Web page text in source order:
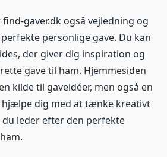
gaver.dk også vejledning og
personlige gave. Du kan
der giver dig inspiration og
gave til ham. Hjemmesiden
kilde til gaveidéer, men også en
hjælpe dig med at tænke kreativt
leder efter den perfekte